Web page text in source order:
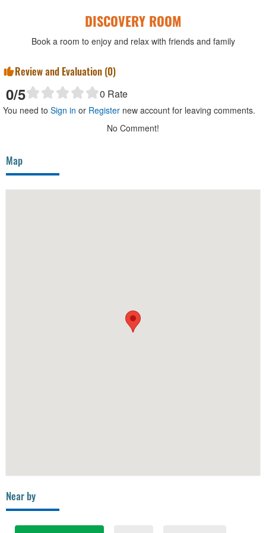
DISCOVERY ROOM
Book a room to enjoy and relax with friends and family
Review and Evaluation (0)
0/5 0 Rate
You need to Sign in or Register new account for leaving comments.
No Comment!
Map
Near by